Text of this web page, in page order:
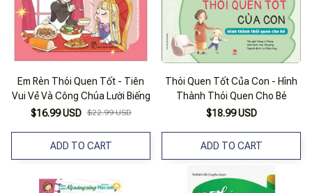
Em Rèn Thói Quen Tốt - Tiên
Vui Vẻ Và Công Chúa Lười Biếng
$16.99 USD $22.99 USD
ADD TO CART
Thói Quen Tốt Của Con - Hình
Thành Thói Quen Cho Bé
$18.99 USD
ADD TO CART